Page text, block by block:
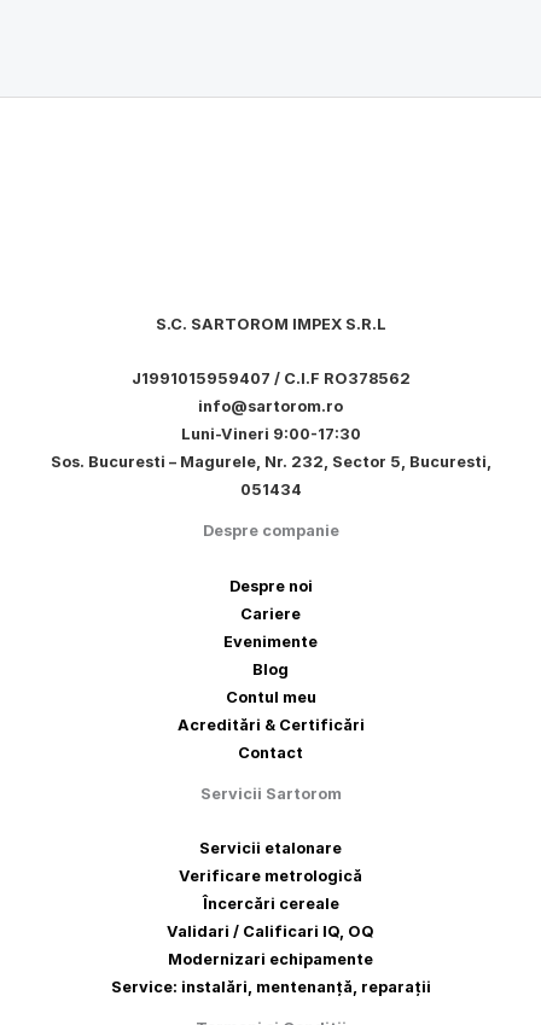
S.C. SARTOROM IMPEX S.R.L
J1991015959407 / C.I.F RO378562
info@sartorom.ro
Luni-Vineri 9:00-17:30
Sos. Bucuresti – Magurele, Nr. 232, Sector 5, Bucuresti,
051434
Despre companie
Despre noi
Cariere
Evenimente
Blog
Contul meu
Acreditări & Certificări
Contact
Servicii Sartorom
Servicii etalonare
Verificare metrologică
Încercări cereale
Validari / Calificari IQ, OQ
Modernizari echipamente
Service: instalări, mentenanță, reparații